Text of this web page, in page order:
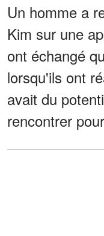
Un homme a
Kim sur une
ont échangé
lorsqu'ils ont
avait du
rencontrer